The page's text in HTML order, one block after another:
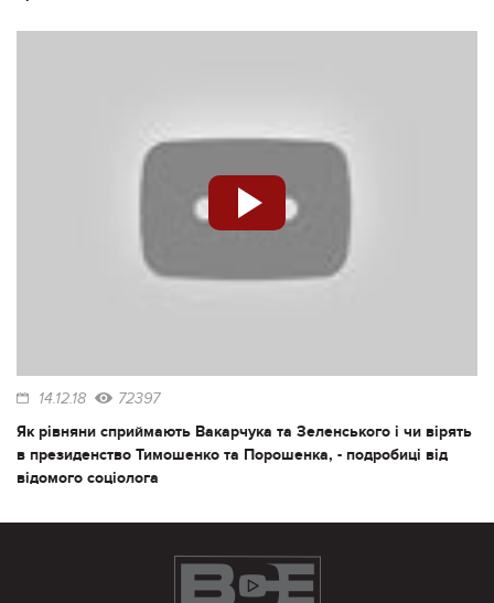
14.12.18 72397
Як рівняни сприймають Вакарчука та Зеленського і чи вірять
в президенство Тимошенко та Порошенка, - подробиці від
відомого соціолога